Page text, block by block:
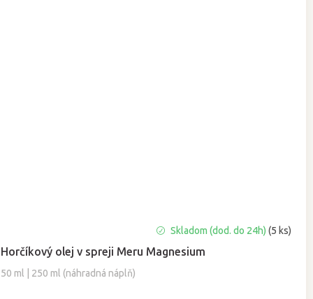
Horčíkový olej v spreji Meru Magnesium
50 ml | 250 ml (náhradná náplň)
hodnotenie
produktu
je
Skladom (dod. do 24h)(5 ks)